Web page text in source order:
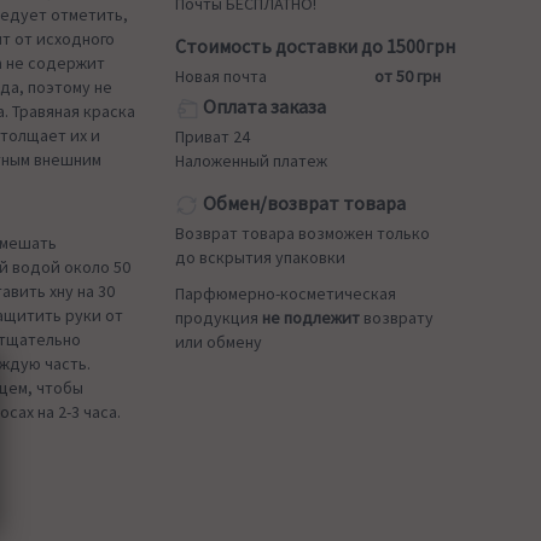
отметить,
от исходного
не содержит
поэтому не
Травяная краска
их и
внешним
водой около 50
хну на 30
руки от
часть.
чтобы
на 2-3 часа.
Стоимость доставки до 1500грн
Новая почта от 50 грн
Оплата заказа
Приват 24
Наложенный платеж
Обмен/возврат товара
Возврат товара возможен только
до вскрытия упаковки
Парфюмерно-косметическая
продукция не подлежит возврату
или обмену